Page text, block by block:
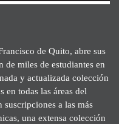
de Quito, abre sus
de miles de estudiantes en
y actualizada colección
en todas las áreas del
a las más
una extensa colección